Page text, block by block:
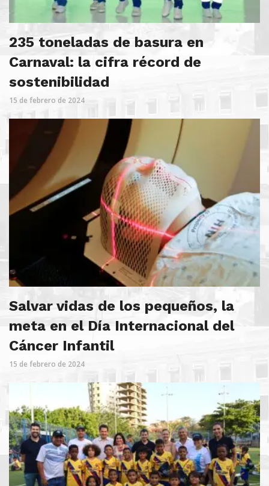
235 toneladas de basura en
Carnaval: la cifra récord de
sostenibilidad
15 de febrero de 2024
Salvar vidas de los pequeños, la
meta en el Día Internacional del
Cáncer Infantil
15 de febrero de 2024